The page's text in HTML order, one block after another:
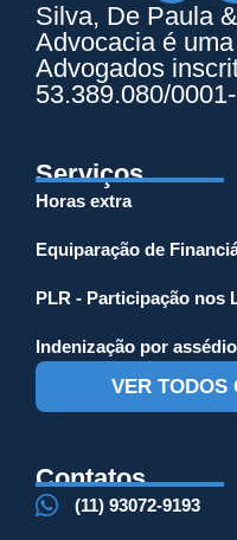
Silva, De Paula
Advocacia é
Advogados
53.389.080/
Serviços
Horas extra
Equiparação de
PLR - Participação nos
Indenização por
VER TODOS
Contatos
(11) 93072-9193